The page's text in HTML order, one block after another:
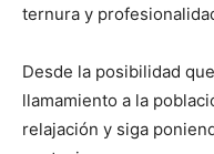
ternura y
Desde la posibilidad
llamamiento a la
relajación y siga